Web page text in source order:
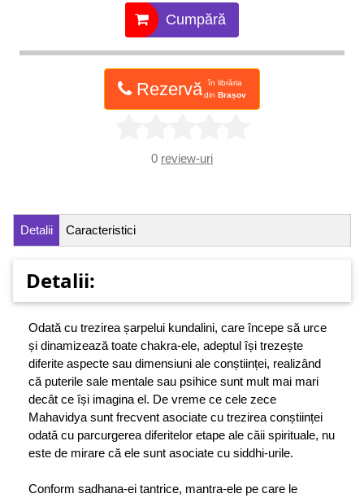
Cumpără
Rezervă
în librăria
din Brașov
0 review-uri
Detalii Caracteristici
Detalii:
Odată cu trezirea șarpelui kundalini, care începe să urce
și dinamizează toate chakra-ele, adeptul își trezește
diferite aspecte sau dimensiuni ale conștiinței, realizând
că puterile sale mentale sau psihice sunt mult mai mari
decât ce își imagina el. De vreme ce cele zece
Mahavidya sunt frecvent asociate cu trezirea conștiinței
odată cu parcurgerea diferitelor etape ale căii spirituale, nu
este de mirare că ele sunt asociate cu siddhi-urile.
Conform sadhana-ei tantrice, mantra-ele pe care le